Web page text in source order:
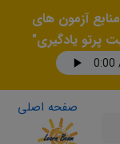
آزمون های
پرتو یادگیری"
صفحه اصلی